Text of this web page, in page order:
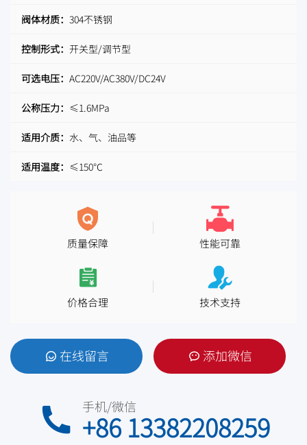
阀体材质： 304不锈钢
控制形式： 开关型/调节型
可选电压： AC220V/AC380V/DC24V
公称压力： ≤1.6MPa
适用介质： 水、气、油品等
适用温度： ≤150℃
质量保障 性能可靠
价格合理 技术支持
在线留言 添加微信
手机/微信
+86 13382208259